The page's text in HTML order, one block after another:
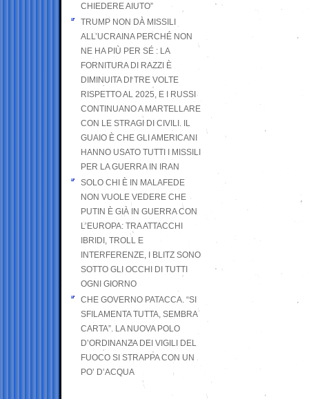
CHIEDERE AIUTO”
TRUMP NON DÀ MISSILI
ALL’UCRAINA PERCHÉ NON
NE HA PIÙ PER SÉ : LA
FORNITURA DI RAZZI È
DIMINUITA DI TRE VOLTE
RISPETTO AL 2025, E I RUSSI
CONTINUANO A MARTELLARE
CON LE STRAGI DI CIVILI. IL
GUAIO È CHE GLI AMERICANI
HANNO USATO TUTTI I MISSILI
PER LA GUERRA IN IRAN
SOLO CHI È IN MALAFEDE
NON VUOLE VEDERE CHE
PUTIN È GIÀ IN GUERRA CON
L’EUROPA: TRA ATTACCHI
IBRIDI, TROLL E
INTERFERENZE, I BLITZ SONO
SOTTO GLI OCCHI DI TUTTI
OGNI GIORNO
CHE GOVERNO PATACCA. “SI
SFILAMENTA TUTTA, SEMBRA
CARTA”. LA NUOVA POLO
D’ORDINANZA DEI VIGILI DEL
FUOCO SI STRAPPA CON UN
PO’ D’ACQUA